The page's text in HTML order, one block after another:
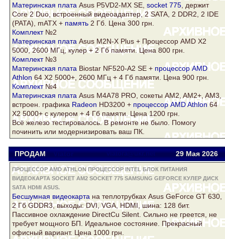
Материнская плата Asus P5VD2-MX SE, socket 775 , держит
Core2 Duo, встроенный видеоадаптер, 2SATA , 2 DDR2 , 2 IDE
(PATA), mATX + память 2 Гб. Цена 300 грн.
Комплект№2
Материнская плата Asus M2N-X Plus + Процессор AMD X2
5000, 2600 МГц,кулер+ 2 Гб памяти. Цена 800 грн.
Комплект№3
Материнская плата Biostar NF520-A2 SE + процессор AMD
Athlon 64 Х2 5000+, 2600 МГц + 4 Гб памяти. Цена 900 грн.
Комплект№4
Материнская плата Asus M4A78 PRO, сокеты AM2, AM2+, AM3,
встроен. графика Radeon HD3200 + процессор AMD Athlon64
Х2 5000+ скулером + 4 Гб памяти. Цена 1200 грн.
Всё железо тестировалось. В ремонте не было. Помогу
починить или модернизировать ваш ПК.
ПРОДАМ Viator viatora@ukr.net 29 Мая 2026
ПРОЦЕССОР AMD ATHLON ПРОЦЕССОР INTEL БЛОК ПИТАНИЯ
ВИДЕОКАРТА SOCKET AM2 SOCKET 775 SAMSUNG GEFORCE КУЛЕР ДИСК
SATA HDMI ASUS.
Беcшумная видеокарта на теплотрубках Asus GeForce GT 630,
2 Гб GDDR3, выходы: DVI, VGA, HDMI , шина: 128 бит.
Пассивное охлаждение DirectCu Silent. Сильно не греется, не
требует мощного БП. Идеальное состояние. Прекрасный
офисный вариант. Цена 1000 грн.